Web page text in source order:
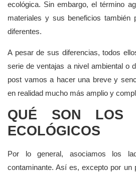
ecológica. Sin embargo, el término
materiales y sus beneficios también
diferentes.
A pesar de sus diferencias, todos
serie de ventajas a nivel ambiental o
post vamos a hacer una breve y
en realidad mucho más amplio y
QUÉ SON LOS
ECOLÓGICOS
Por lo general, asociamos los
contaminante. Así es, excepto por un